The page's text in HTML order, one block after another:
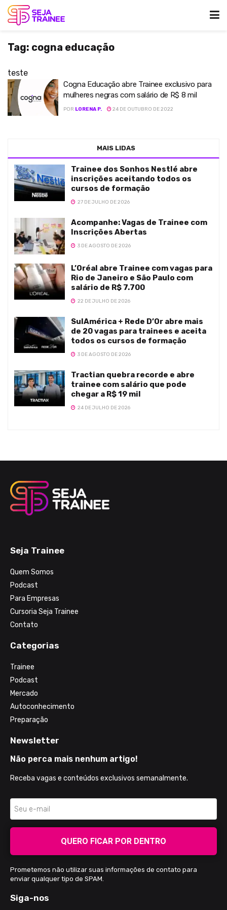
Tag: cogna educação
teste
Cogna Educação abre Trainee exclusivo para
mulheres negras com salário de R$ 8 mil
POR LORENA P. 24 DE OUTUBRO DE 2022
MAIS LIDAS
Trainee dos Sonhos Nestlé abre
inscrições aceitando todos os
cursos de formação
27 DE JULHO DE 2026
Acompanhe: Vagas de Trainee com
Inscrições Abertas
3 DE AGOSTO DE 2026
L’Oréal abre Trainee com vagas para
Rio de Janeiro e São Paulo com
salário de R$ 7.700
22 DE JULHO DE 2026
SulAmérica + Rede D’Or abre mais
de 20 vagas para trainees e aceita
todos os cursos de formação
3 DE AGOSTO DE 2026
Tractian quebra recorde e abre
trainee com salário que pode
chegar a R$ 19 mil
24 DE JULHO DE 2026
Seja Trainee
Quem Somos
Podcast
Para Empresas
Cursoria Seja Trainee
Contato
Categorias
Trainee
Podcast
Mercado
Autoconhecimento
Preparação
Newsletter
Não perca mais nenhum artigo!
Receba vagas e conteúdos exclusivos semanalmente.
QUERO FICAR POR DENTRO
Prometemos não utilizar suas informações de contato para
enviar qualquer tipo de SPAM.
Siga-nos